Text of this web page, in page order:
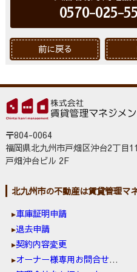
0570-025-
前に戻る
〒804-0064
福岡県北九州市戸畑区沖台2丁目
戸畑沖台ビル 2F
北九州市の不動産は賃貸管理マ
車庫証明申請
退去申請
契約内容変更
オーナー様専用お問合せ窓口